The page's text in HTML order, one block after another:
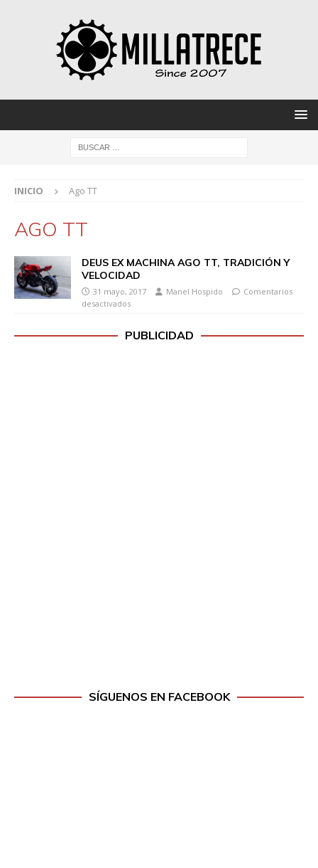
INICIO Ago TT
AGO TT
DEUS EX MACHINA AGO TT, TRADICIÓN Y
VELOCIDAD
31 mayo, 2017 Manel Hospido
Comentarios
desactivados
PUBLICIDAD
SÍGUENOS EN FACEBOOK